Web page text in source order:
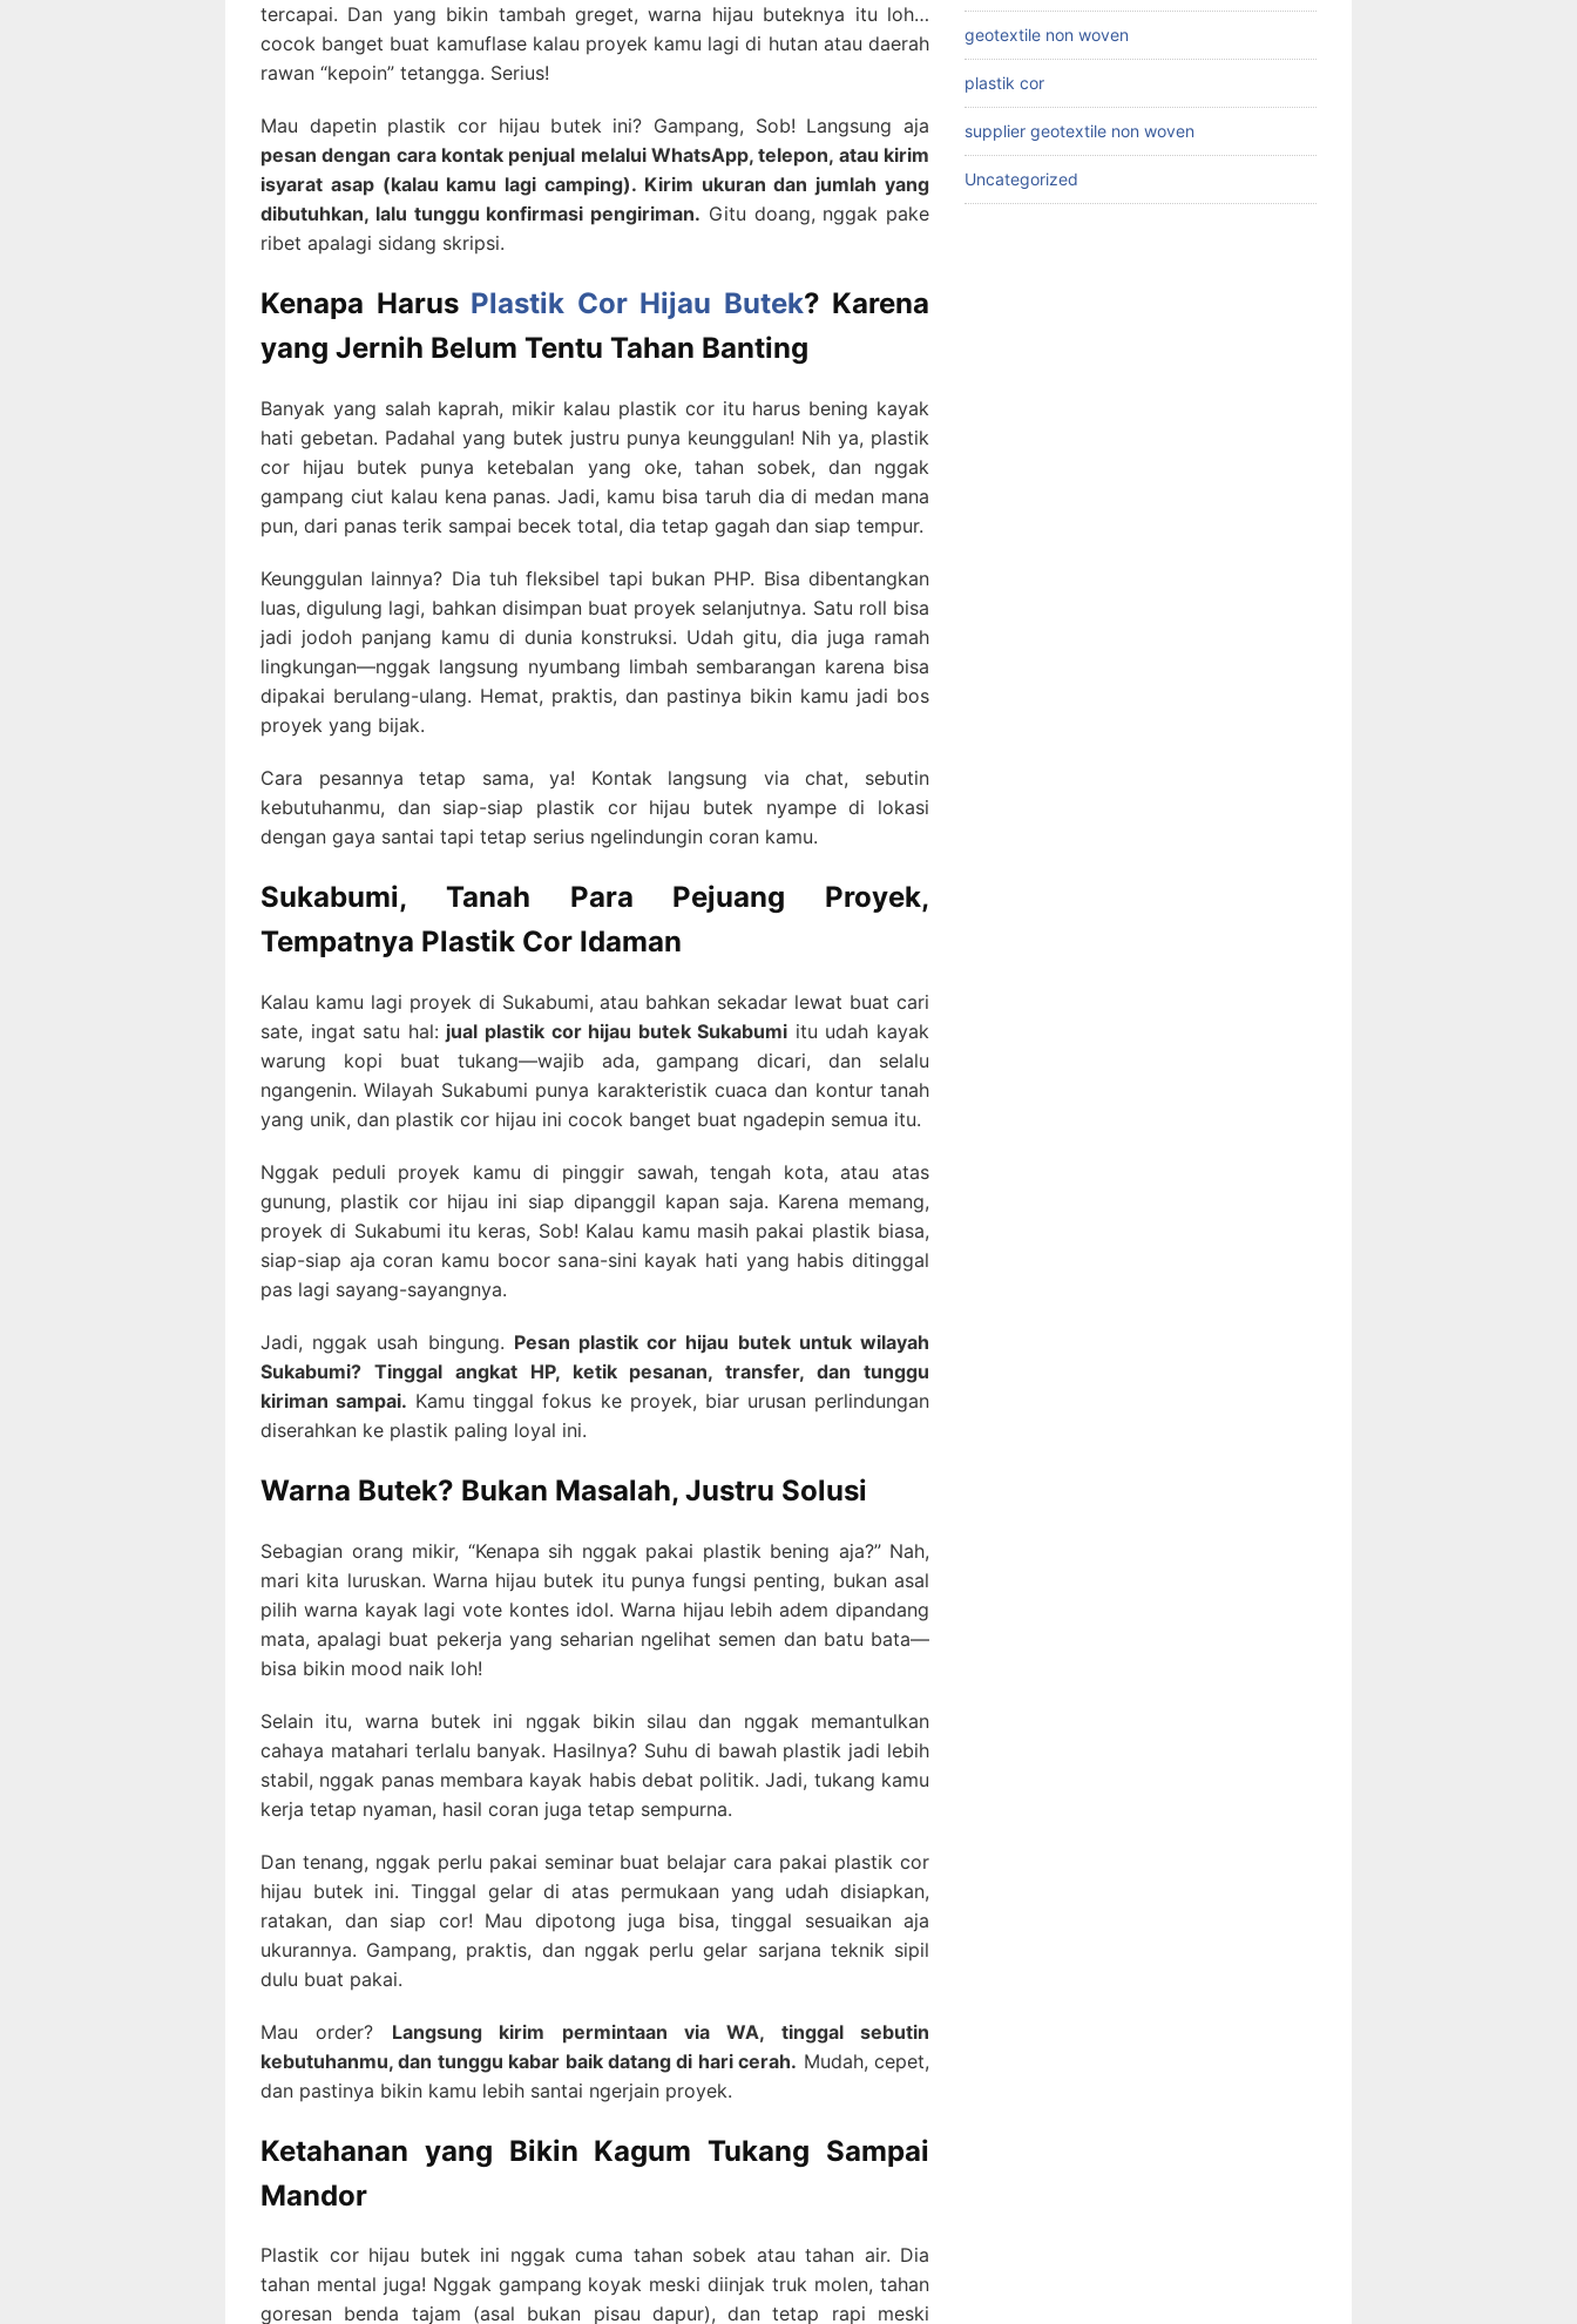
tercapai. Dan yang bikin tambah greget, warna hijau buteknya itu loh…
cocok banget buat kamuflase kalau proyek kamu lagi di hutan atau daerah
rawan “kepoin” tetangga. Serius!
Mau dapetin plastik cor hijau butek ini? Gampang, Sob! Langsung aja
pesan dengan cara kontak penjual melalui WhatsApp, telepon, atau kirim
isyarat asap (kalau kamu lagi camping). Kirim ukuran dan jumlah yang
dibutuhkan, lalu tunggu konfirmasi pengiriman. Gitu doang, nggak pake
ribet apalagi sidang skripsi.
Kenapa Harus Plastik Cor Hijau Butek? Karena
yang Jernih Belum Tentu Tahan Banting
Banyak yang salah kaprah, mikir kalau plastik cor itu harus bening kayak
hati gebetan. Padahal yang butek justru punya keunggulan! Nih ya, plastik
cor hijau butek punya ketebalan yang oke, tahan sobek, dan nggak
gampang ciut kalau kena panas. Jadi, kamu bisa taruh dia di medan mana
pun, dari panas terik sampai becek total, dia tetap gagah dan siap tempur.
Keunggulan lainnya? Dia tuh fleksibel tapi bukan PHP. Bisa dibentangkan
luas, digulung lagi, bahkan disimpan buat proyek selanjutnya. Satu roll bisa
jadi jodoh panjang kamu di dunia konstruksi. Udah gitu, dia juga ramah
lingkungan—nggak langsung nyumbang limbah sembarangan karena bisa
dipakai berulang-ulang. Hemat, praktis, dan pastinya bikin kamu jadi bos
proyek yang bijak.
Cara pesannya tetap sama, ya! Kontak langsung via chat, sebutin
kebutuhanmu, dan siap-siap plastik cor hijau butek nyampe di lokasi
dengan gaya santai tapi tetap serius ngelindungin coran kamu.
Sukabumi, Tanah Para Pejuang Proyek,
Tempatnya Plastik Cor Idaman
Kalau kamu lagi proyek di Sukabumi, atau bahkan sekadar lewat buat cari
sate, ingat satu hal: jual plastik cor hijau butek Sukabumi itu udah kayak
warung kopi buat tukang—wajib ada, gampang dicari, dan selalu
ngangenin. Wilayah Sukabumi punya karakteristik cuaca dan kontur tanah
yang unik, dan plastik cor hijau ini cocok banget buat ngadepin semua itu.
Nggak peduli proyek kamu di pinggir sawah, tengah kota, atau atas
gunung, plastik cor hijau ini siap dipanggil kapan saja. Karena memang,
proyek di Sukabumi itu keras, Sob! Kalau kamu masih pakai plastik biasa,
siap-siap aja coran kamu bocor sana-sini kayak hati yang habis ditinggal
pas lagi sayang-sayangnya.
Jadi, nggak usah bingung. Pesan plastik cor hijau butek untuk wilayah
Sukabumi? Tinggal angkat HP, ketik pesanan, transfer, dan tunggu
kiriman sampai. Kamu tinggal fokus ke proyek, biar urusan perlindungan
diserahkan ke plastik paling loyal ini.
Warna Butek? Bukan Masalah, Justru Solusi
Sebagian orang mikir, “Kenapa sih nggak pakai plastik bening aja?” Nah,
mari kita luruskan. Warna hijau butek itu punya fungsi penting, bukan asal
pilih warna kayak lagi vote kontes idol. Warna hijau lebih adem dipandang
mata, apalagi buat pekerja yang seharian ngelihat semen dan batu bata—
bisa bikin mood naik loh!
Selain itu, warna butek ini nggak bikin silau dan nggak memantulkan
cahaya matahari terlalu banyak. Hasilnya? Suhu di bawah plastik jadi lebih
stabil, nggak panas membara kayak habis debat politik. Jadi, tukang kamu
kerja tetap nyaman, hasil coran juga tetap sempurna.
Dan tenang, nggak perlu pakai seminar buat belajar cara pakai plastik cor
hijau butek ini. Tinggal gelar di atas permukaan yang udah disiapkan,
ratakan, dan siap cor! Mau dipotong juga bisa, tinggal sesuaikan aja
ukurannya. Gampang, praktis, dan nggak perlu gelar sarjana teknik sipil
dulu buat pakai.
Mau order? Langsung kirim permintaan via WA, tinggal sebutin
kebutuhanmu, dan tunggu kabar baik datang di hari cerah. Mudah, cepet,
dan pastinya bikin kamu lebih santai ngerjain proyek.
Ketahanan yang Bikin Kagum Tukang Sampai
Mandor
Plastik cor hijau butek ini nggak cuma tahan sobek atau tahan air. Dia
tahan mental juga! Nggak gampang koyak meski diinjak truk molen, tahan
goresan benda tajam (asal bukan pisau dapur), dan tetap rapi meski
geotextile non woven
plastik cor
supplier geotextile non woven
Uncategorized